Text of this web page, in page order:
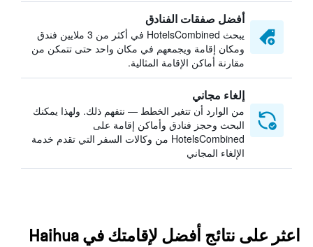
أفضل صفقات الفنادق
يبحث HotelsCombined في أكثر من 3 ملايين فندق
ومكان إقامة ويجمعهم في مكان واحد حتى تتمكن من
مقارنة أماكن الإقامة المثالية.
إلغاء مجاني
من الوارد أن تتغير الخطط — نتفهم ذلك. ولهذا يمكنك
البحث وحجز فنادق وأماكن إقامة على
HotelsCombined من وكالات السفر التي تقدم خدمة
الإلغاء المجاني
اعثر على نتائج أفضل لإقامتك في Haihua